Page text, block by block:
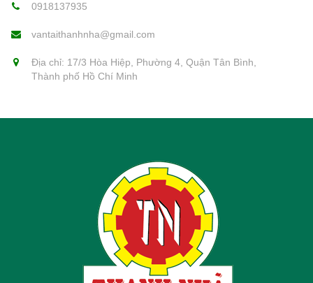
0918137935
vantaithanhnha@gmail.com
Địa chỉ: 17/3 Hòa Hiệp, Phường 4, Quận Tân Bình,
Thành phố Hồ Chí Minh